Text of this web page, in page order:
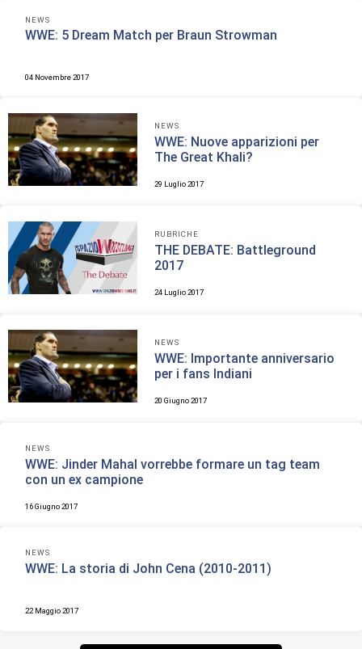
NEWS
WWE: 5 Dream Match per Braun Strowman
04 Novembre 2017
NEWS
WWE: Nuove apparizioni per
The Great Khali?
29 Luglio 2017
RUBRICHE
THE DEBATE: Battleground
2017
24 Luglio 2017
NEWS
WWE: Importante anniversario
per i fans Indiani
20 Giugno 2017
NEWS
WWE: Jinder Mahal vorrebbe formare un tag team
con un ex campione
16 Giugno 2017
NEWS
WWE: La storia di John Cena (2010-2011)
22 Maggio 2017